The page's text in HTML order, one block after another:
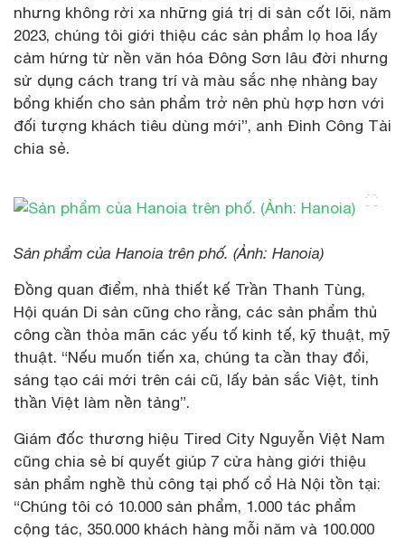
nhưng không rời xa những giá trị di sản cốt lõi, năm
2023, chúng tôi giới thiệu các sản phẩm lọ hoa lấy
cảm hứng từ nền văn hóa Đông Sơn lâu đời nhưng
sử dụng cách trang trí và màu sắc nhẹ nhàng bay
bổng khiến cho sản phẩm trở nên phù hợp hơn với
đối tượng khách tiêu dùng mới”, anh Đinh Công Tài
chia sẻ.
Sản phẩm của Hanoia trên phố. (Ảnh: Hanoia)
Đồng quan điểm, nhà thiết kế Trần Thanh Tùng,
Hội quán Di sản cũng cho rằng, các sản phẩm thủ
công cần thỏa mãn các yếu tố kinh tế, kỹ thuật, mỹ
thuật. “Nếu muốn tiến xa, chúng ta cần thay đổi,
sáng tạo cái mới trên cái cũ, lấy bản sắc Việt, tinh
thần Việt làm nền tảng”.
Giám đốc thương hiệu Tired City Nguyễn Việt Nam
cũng chia sẻ bí quyết giúp 7 cửa hàng giới thiệu
sản phẩm nghề thủ công tại phố cổ Hà Nội tồn tại:
“Chúng tôi có 10.000 sản phẩm, 1.000 tác phẩm
cộng tác, 350.000 khách hàng mỗi năm và 100.000